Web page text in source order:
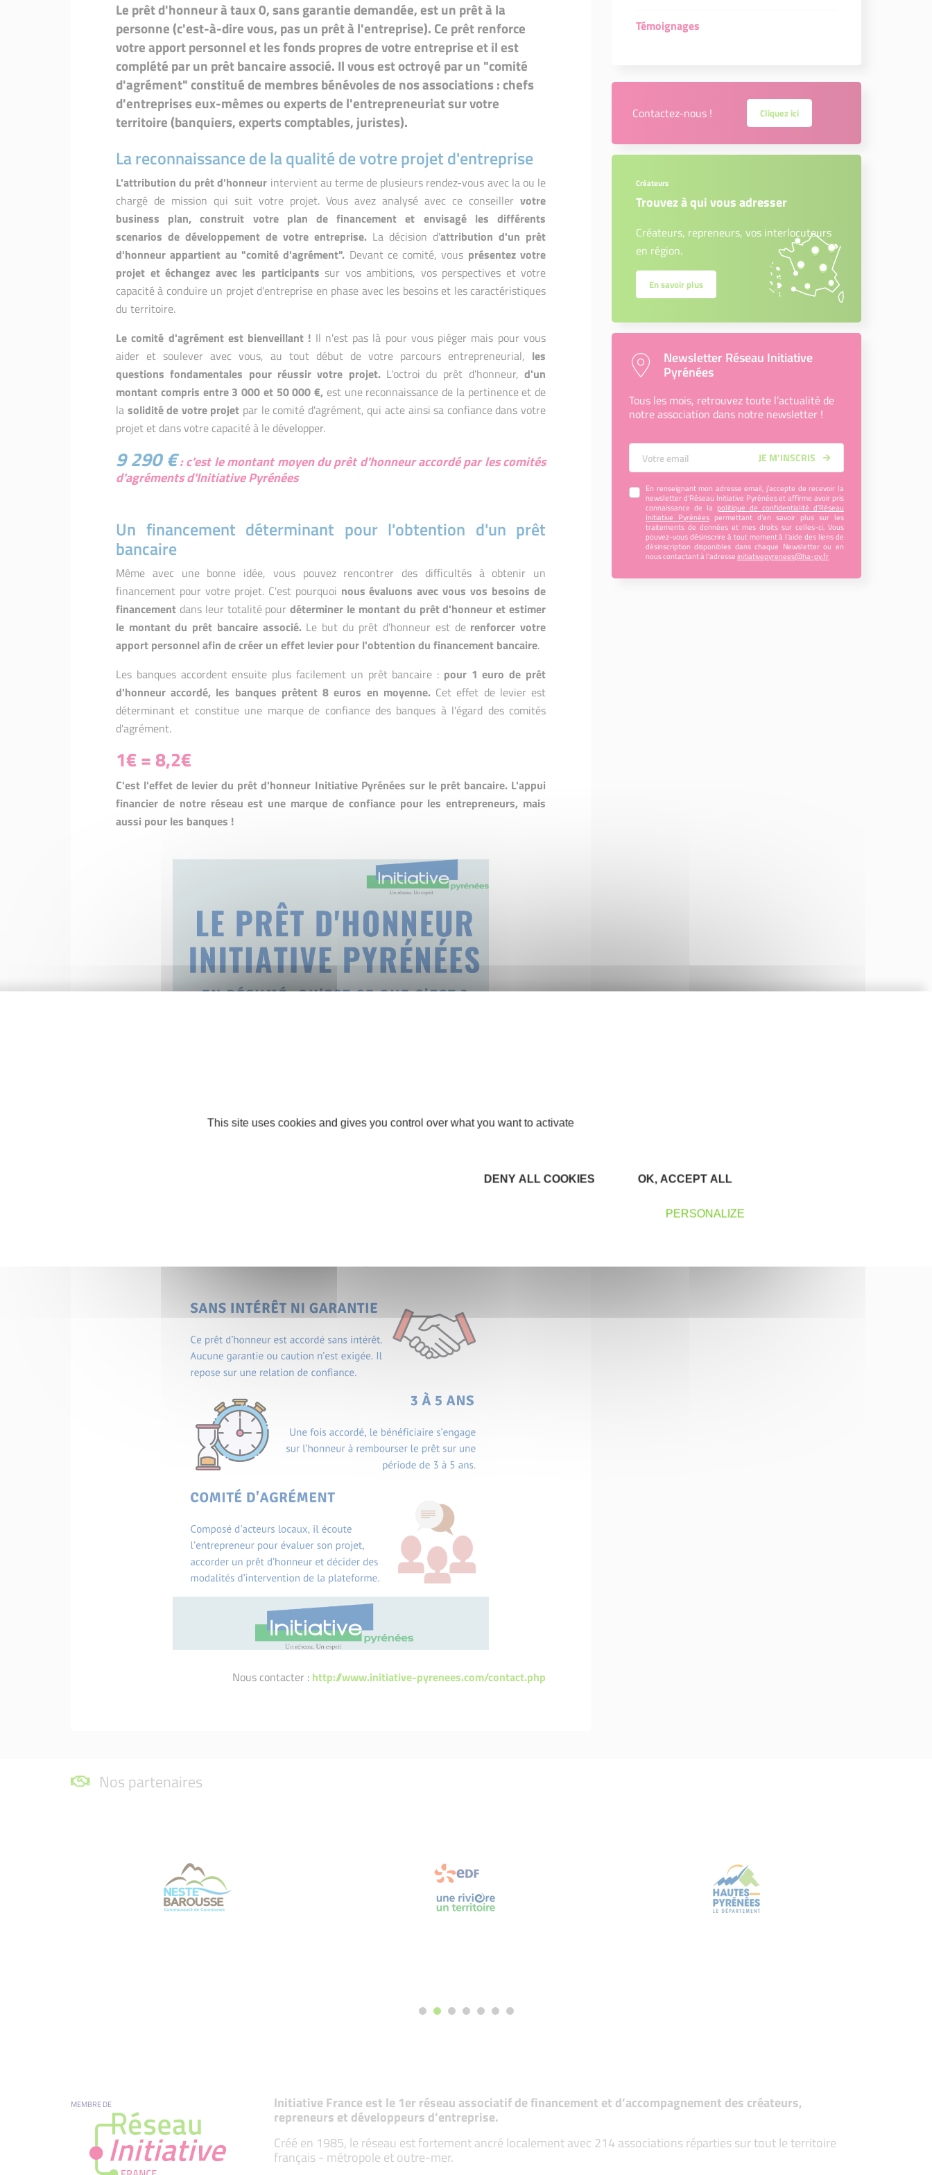
Le prêt d'honneur à taux 0, sans garantie demandée, est un prêt à la
personne (c'est-à-dire vous, pas un prêt à l'entreprise). Ce prêt renforce
votre apport personnel et les fonds propres de votre entreprise et il est
complété par un prêt bancaire associé. Il vous est octroyé par un "comité
d'agrément" constitué de membres bénévoles de nos associations : chefs
d'entreprises eux-mêmes ou experts de l'entrepreneuriat sur votre
territoire (banquiers, experts comptables, juristes).
La reconnaissance de la qualité de votre projet d'entreprise
L'attribution du prêt d'honneur intervient au terme de plusieurs rendez-vous avec la ou le
chargé de mission qui suit votre projet. Vous avez analysé avec ce conseiller votre
business plan, construit votre plan de financement et envisagé les différents
scenarios de développement de votre entreprise. La décision d'attribution d'un prêt
d'honneur appartient au "comité d'agrément". Devant ce comité, vous présentez votre
projet et échangez avec les participants sur vos ambitions, vos perspectives et votre
capacité à conduire un projet d'entreprise en phase avec les besoins et les caractéristiques
du territoire.
Le comité d'agrément est bienveillant ! Il n'est pas là pour vous piéger mais pour vous
aider et soulever avec vous, au tout début de votre parcours entrepreneurial, les
questions fondamentales pour réussir votre projet. L'octroi du prêt d'honneur, d'un
montant compris entre 3 000 et 50 000 €, est une reconnaissance de la pertinence et de
la solidité de votre projet par le comité d'agrément, qui acte ainsi sa confiance dans votre
projet et dans votre capacité à le développer.
9 290 €: c'est le montant moyen du prêt d'honneur accordé par les comités
d'agréments d'Initiative Pyrénées
Un financement déterminant pour l'obtention d'un prêt
bancaire
Même avec une bonne idée, vous pouvez rencontrer des difficultés à obtenir un
financement pour votre projet. C'est pourquoi nous évaluons avec vous vos besoins de
financement dans leur totalité pourdéterminer le montant du prêt d'honneur et estimer
le montant du prêt bancaire associé. Le but du prêt d'honneur est derenforcer votre
apport personnel afin de créer un effet levier pour l'obtention du financement bancaire.
Les banques accordent ensuite plus facilement un prêt bancaire : pour 1 euro de prêt
d'honneur accordé, les banques prêtent 8 euros en moyenne. Cet effet de levier est
déterminant et constitue une marque de confiance des banques à l'égard des comités
d'agrément.
1€ = 8,2€
C'est l'effet de levier du prêt d'honneur Initiative Pyrénées sur le prêt bancaire. L'appui
financier de notre réseau est une marque de confiance pour les entrepreneurs, mais
aussi pour les banques !
Nous contacter : http://www.initiative-pyrenees.com/contact.php
Témoignages
Contactez-nous ! Cliquez ici
Créateurs
Trouvez à qui vous adresser
Créateurs, repreneurs, vos interlocuteurs
en région.
En savoir plus
Newsletter Réseau Initiative
Pyrénées
Tous les mois, retrouvez toute l’actualité de
notre association dans notre newsletter !
Votre Email JE M’INSCRIS
En renseignant mon adresse email, j’accepte de recevoir la
newsletter d'Réseau Initiative Pyrénées et affirme avoir pris
connaissance de la politique de confidentialité d’Réseau
Initiative Pyrénées permettant d’en savoir plus sur les
traitements de données et mes droits sur celles-ci. Vous
pouvez-vous désinscrire à tout moment à l’aide des liens de
désinscription disponibles dans chaque Newsletter ou en
nous contactant à l’adresse initiativepyrenees@ha-py.fr
Nos partenaires
MEMBRE DE Initiative France est le 1er réseau associatif de financement et d’accompagnement des créateurs,
repreneurs et développeurs d’entreprise.
Créé en 1985, le réseau est fortement ancré localement avec 214 associations réparties sur tout le territoire
français - métropole et outre-mer.
This site uses cookies and gives you control over what you want to activate
OK, ACCEPT ALL
DENY ALL COOKIES
PERSONALIZE